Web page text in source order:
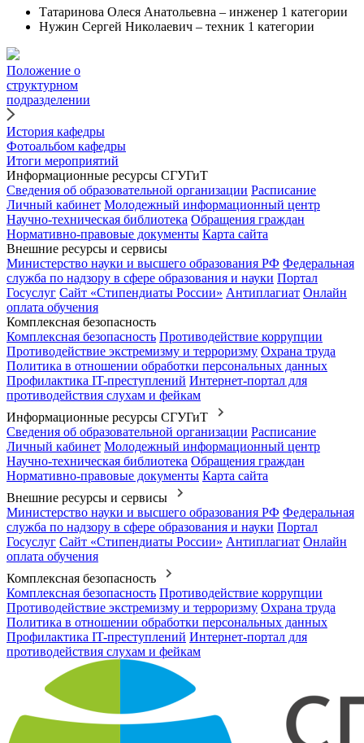
Татаринова Олеся Анатольевна – инженер 1 категории
Нужин Сергей Николаевич – техник 1 категории
Положение о
структурном
подразделении
История кафедры
Фотоальбом кафедры
Итоги мероприятий
Информационные ресурсы СГУГиТ
Сведения об образовательной организации Расписание
Личный кабинет Молодежный информационный центр
Научно-техническая библиотека Обращения граждан
Нормативно-правовые документы Карта сайта
Внешние ресурсы и сервисы
Министерство науки и высшего образования РФ Федеральная
служба по надзору в сфере образования и науки Портал
Госуслуг Сайт «Стипендиаты России» Антиплагиат Онлайн
оплата обучения
Комплексная безопасность
Комплексная безопасность Противодействие коррупции
Противодействие экстремизму и терроризму Охрана труда
Политика в отношении обработки персональных данных
Профилактика IT-преступлений Интернет-портал для
противодействия слухам и фейкам
Информационные ресурсы СГУГиТ
Сведения об образовательной организации Расписание
Личный кабинет Молодежный информационный центр
Научно-техническая библиотека Обращения граждан
Нормативно-правовые документы Карта сайта
Внешние ресурсы и сервисы
Министерство науки и высшего образования РФ Федеральная
служба по надзору в сфере образования и науки Портал
Госуслуг Сайт «Стипендиаты России» Антиплагиат Онлайн
оплата обучения
Комплексная безопасность
Комплексная безопасность Противодействие коррупции
Противодействие экстремизму и терроризму Охрана труда
Политика в отношении обработки персональных данных
Профилактика IT-преступлений Интернет-портал для
противодействия слухам и фейкам